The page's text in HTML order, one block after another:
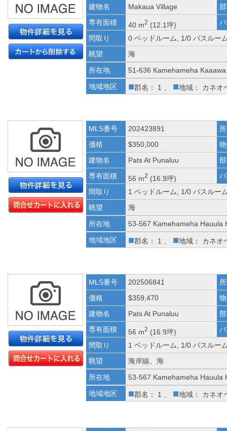
建物名 Makaua Village
専有面積
40 m2 (12.1坪)
間取り
0 ベッドルーム, 1/0 バスルー
眺望
海
所在地
51-636 Kamehameha
地域地区
■郡名： 1 、 ■地域： カネオ
MLS番号 202423891
価格
$350,000
建物名
Pats At Punaluu
専有面積
56 m2 (16.9坪)
間取り
1 ベッドルーム, 1/0 バスルー
眺望
海
所在地
53-567 Kamehameha Hauula
地域地区
■郡名： 1 、 ■地域： カネオ
MLS番号 202506841
価格
$359,470
建物名
Pats At Punaluu
専有面積
56 m2 (16.9坪)
間取り
1 ベッドルーム, 1/0 バスルー
眺望
海岸線、海
所在地
53-567 Kamehameha Hauula
地域地区
■郡名： 1 、 ■地域： カネオ